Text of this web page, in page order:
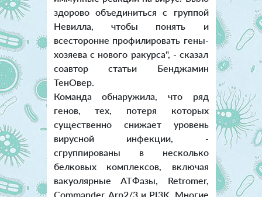
здорово объединиться с группой
Невилла, чтобы понять и
всесторонне профилировать гены-
хозяева с нового ракурса", - сказал
соавтор статьи Бенджамин
ТенОвер.
Команда обнаружила, что ряд
генов, тех, потеря которых
существенно снижает уровень
вирусной инфекции, -
сгруппированы в несколько
белковых комплексов, включая
вакуолярные АТФазы, Retromer,
Commander, Arp2/3 и PI3K. Многие